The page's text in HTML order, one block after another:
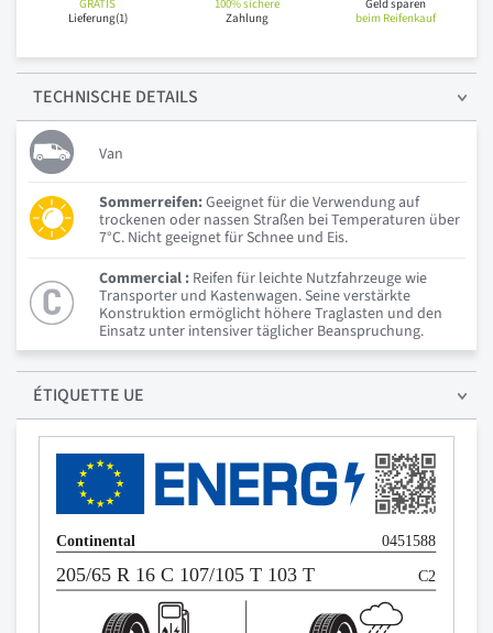
GRATIS
Lieferung(1)
100% sichere
Zahlung
Geld sparen
beim Reifenkauf
TECHNISCHE DETAILS
Van
Sommerreifen:Geeignet für die Verwendung auf
trockenen oder nassen Straßen bei Temperaturen über
7°C. Nicht geeignet für Schnee und Eis.
Commercial : Reifen für leichte Nutzfahrzeuge wie
Transporter und Kastenwagen. Seine verstärkte
Konstruktion ermöglicht höhere Traglasten und den
Einsatz unter intensiver täglicher Beanspruchung.
ÉTIQUETTE UE